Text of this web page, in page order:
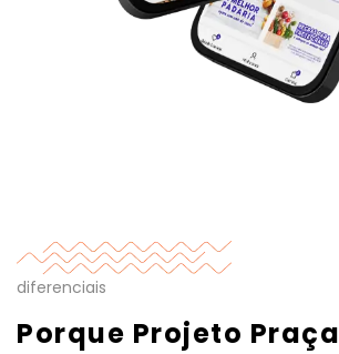
diferenciais
Porque Projeto Praça